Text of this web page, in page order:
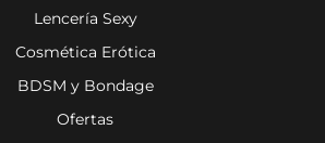
Lencería Sexy
Cosmética Erótica
BDSM y Bondage
Ofertas